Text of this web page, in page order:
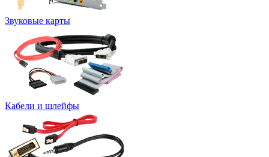
Звуковые карты
Кабели и шлейфы